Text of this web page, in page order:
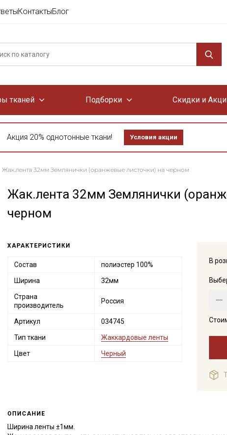
КонтактыБлог
тканей Подборки Скидки и
Акция 20% однотонные ткани! Условия акции
Жак.лента 32мм Землянички (оранжевые листочки) на черном
Жак.лента 32мм Землянички
черном
В
ХАРАКТЕРИСТИКИ
Состав полиэстер 100%
Ширина 32мм
Страна
производитель
Россия
Артикул 034745
Тип ткани Жаккардовые ленты
Цвет Черный
ОПИСАНИЕ
Ширина ленты ±1мм.